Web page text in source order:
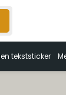
tekststicker